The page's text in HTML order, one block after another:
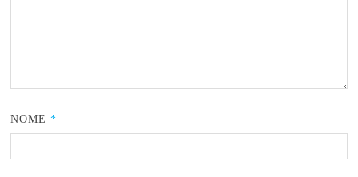
NOME*